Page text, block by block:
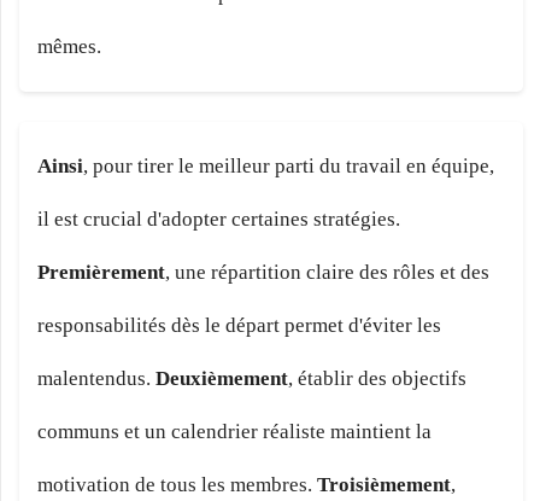
mêmes.
Ainsi, pour tirer le meilleur parti du travail en équipe,
il est crucial d'adopter certaines stratégies.
Premièrement, une répartition claire des rôles et des
responsabilités dès le départ permet d'éviter les
malentendus. Deuxièmement, établir des objectifs
communs et un calendrier réaliste maintient la
motivation de tous les membres. Troisièmement,